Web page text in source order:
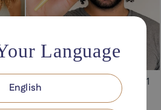
Pente ProArt Triplo 3 em 1
Language
English